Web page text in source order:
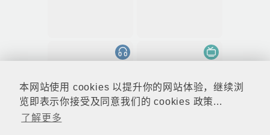
本网站使用 cookies 以提升你的网站体验，继续浏
览即表示你接受及同意我们的 cookies 政策...
了解更多